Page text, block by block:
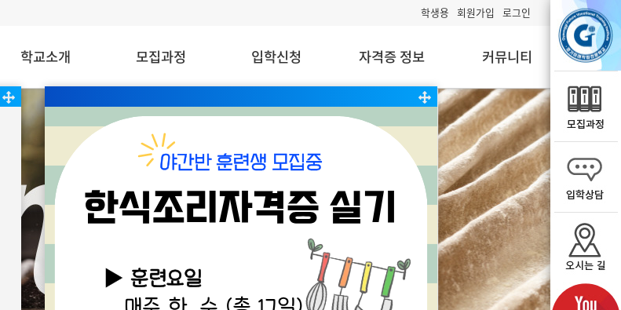
학생용 회원가입 로그인
학교소개 모집과정 입학신청 자격증 정보 커뮤니티